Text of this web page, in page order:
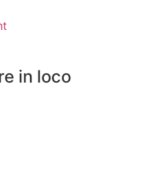
in loco